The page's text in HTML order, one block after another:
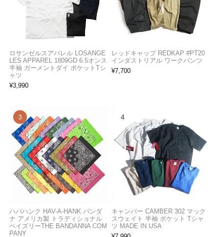
ロサンゼルスアパレル LOSANGE
LES APPAREL 1809GD 6.5オンス
半袖 ガーメントダイ ポケットTシ
ャツ
¥3,990
レッドキャップ REDKAP #PT20
インダストリアル ワークパンツ
¥7,700
ハバハンク HAV-A-HANK バンダ
ナ アメリカ製 トラディショナル
ペイズリーTHE BANDANNA COM
PANY
キャンバー CAMBER 302 マック
スウェイト 半袖 ポケット Tシャ
ツ MADE IN USA